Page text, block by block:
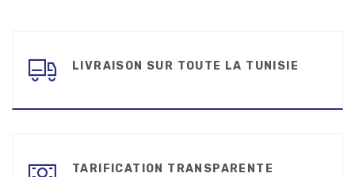
LIVRAISON SUR TOUTE LA TUNISIE
TARIFICATION TRANSPARENTE